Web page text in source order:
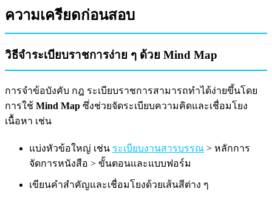
ความเครียดก่อนสอบ
วิธีจำระเบียบราชการง่าย ๆ ด้วย Mind Map
การจำข้อบังคับ กฎ ระเบียบราชการสามารถทำได้ง่ายขึ้นโดย
การใช้ Mind Map ซึ่งช่วยจัดระเบียบความคิดและเชื่อมโยง
เนื้อหา เช่น
แบ่งหัวข้อใหญ่ เช่น ระเบียบงานสารบรรณ > หลักการ
จัดการหนังสือ > ขั้นตอนและแบบฟอร์ม
เขียนคำสำคัญและเชื่อมโยงด้วยเส้นสีต่าง ๆ